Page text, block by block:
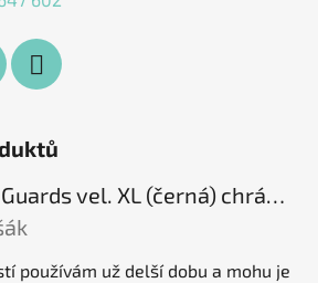
REKD Pro Wrist Guards vel. XL (černá) chrániče zápěstí
je 5 z 5 hvězdiček.
používám už delší dobu a mohu je